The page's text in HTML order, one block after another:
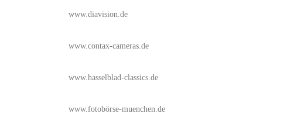
www.diavision.de
www.contax-cameras.de
www.hasselblad-classics.de
www.fotobörse-muenchen.de